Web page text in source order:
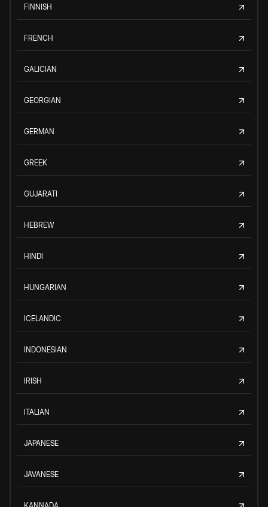
FINNISH
FRENCH
GALICIAN
GEORGIAN
GERMAN
GREEK
GUJARATI
HEBREW
HINDI
HUNGARIAN
ICELANDIC
INDONESIAN
IRISH
ITALIAN
JAPANESE
JAVANESE